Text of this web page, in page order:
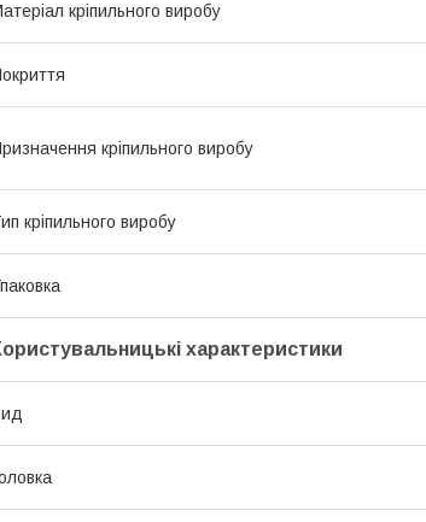
кріпильного виробу
кріпильного виробу
кріпильного виробу
характеристики